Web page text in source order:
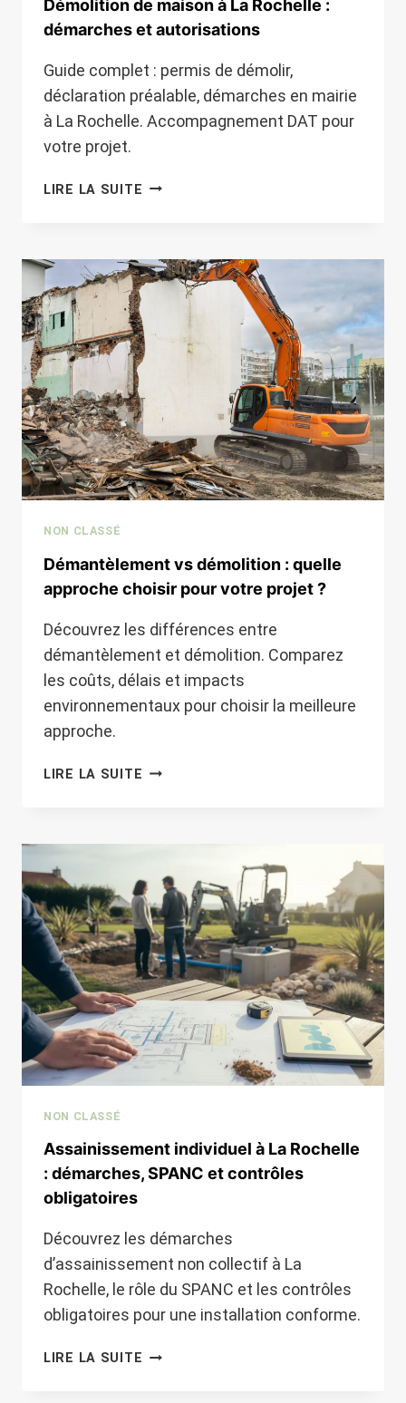
Démolition de maison à La Rochelle :
démarches et autorisations
Guide complet : permis de démolir,
déclaration préalable, démarches en mairie
à La Rochelle. Accompagnement DAT pour
votre projet.
LIRE LA SUITE DÉMOLITION
LA
ROCHELLE
DÉMARCHES
ET
AUTORISATIONS
NON CLASSÉ
Démantèlement vs démolition : quelle
approche choisir pour votre projet ?
Découvrez les différences entre
démantèlement et démolition. Comparez
les coûts, délais et impacts
environnementaux pour choisir la meilleure
approche.
LIRE LA SUITE DÉMANTÈLEMENT
APPROCHE
CHOISIR
POUR
VOTRE
PROJET
?
NON CLASSÉ
Assainissement individuel à La Rochelle
: démarches, SPANC et contrôles
obligatoires
Découvrez les démarches
d’assainissement non collectif à La
Rochelle, le rôle du SPANC et les contrôles
obligatoires pour une installation conforme.
LIRE LA SUITE ASSAINISSEMENT